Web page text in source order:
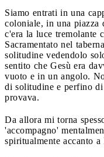
Siamo entrati in una
coloniale, in una piazza
c'era la luce tremolante
Sacramentato nel
solitudine vedendolo
sentito che Gesù era
vuoto e in un angolo.
di solitudine e perfino
provava.
Da allora mi torna
'accompagno'
spiritualmente accanto